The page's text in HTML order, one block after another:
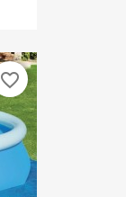
favorite_border